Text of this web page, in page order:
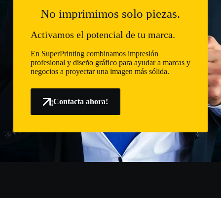
No imprimimos solo piezas.
Activamos el potencial de tu marca.
En SuperPrinting combinamos impresión
profesional y diseño gráfico para ayudar a marcas y
negocios a proyectar una imagen más sólida.
¡Contacta ahora!